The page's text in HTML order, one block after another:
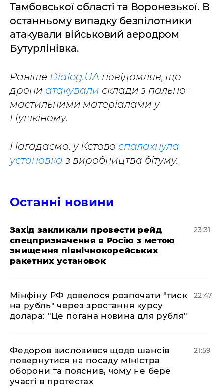
Тамбовської області та Воронезької. В
останньому випадку безпілотники
атакували військовий аеродром
Бутурлінівка.
Раніше Dialog.UA повідомляв, що
дрони атакували склади з пально-
мастильними матеріалами у
Пушкіному.
Нагадаємо, у Кстово спалахнула
установка з виробництва бітуму.
Останні новини
​Захід закликали провести рейд
спецпризначення в Росію з метою
знищення північнокорейських
ракетних установок
23:31
​Мінфіну РФ довелося розпочати "тиск
на рубль" через зростання курсу
долара: "Це погана новина для рубля"
22:47
​Федоров висловився щодо шансів
повернутися на посаду міністра
оборони та пояснив, чому не бере
участі в протестах
21:59